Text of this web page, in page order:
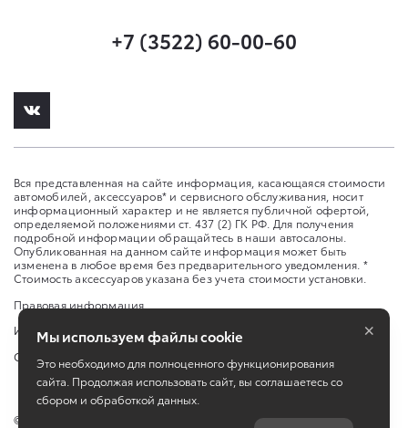
+7 (3522) 60-00-60
Вся представленная на сайте информация, касающаяся стоимости
автомобилей, аксессуаров* и сервисного обслуживания, носит
информационный характер и не является публичной офертой,
определяемой положениями ст. 437 (2) ГК РФ. Для получения
подробной информации обращайтесь в наши автосалоны.
Опубликованная на данном сайте информация может быть
изменена в любое время без предварительного уведомления. *
Стоимость аксессуаров указана без учета стоимости установки.
Правовая информация
Изменить настройку cookies
Сбросить cookie
©
Мы используем файлы cookie
Это необходимо для полноценного функционирования
сайта. Продолжая использовать сайт, вы соглашаетесь со
сбором и обработкой данных.
×